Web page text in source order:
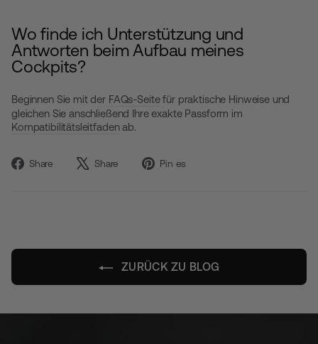
Wo finde ich Unterstützung und
Antworten beim Aufbau meines
Cockpits?
Beginnen Sie mit der FAQs-Seitefür praktische Hinweise und
gleichen Sie anschließend Ihre exakte Passform im
Kompatibilitätsleitfadenab.
Share
Auf
Share
TwitternPin es
ZURÜCK ZU BLOG